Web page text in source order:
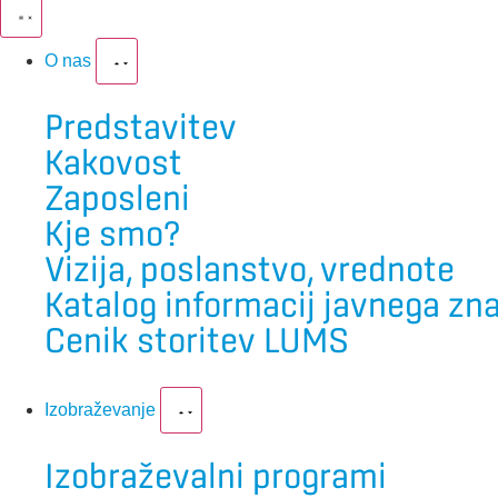
O nas
Predstavitev
Kakovost
Zaposleni
Kje smo?
Vizija, poslanstvo, vrednote
Katalog informacij javnega
Cenik storitev LUMS
Izobraževanje
Izobraževalni programi